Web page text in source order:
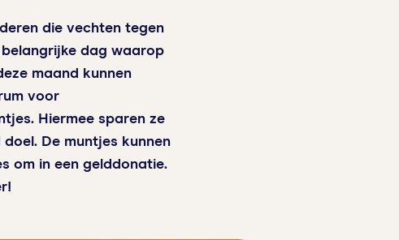
die vechten tegen
belangrijke dag waarop
maand kunnen
voor
Hiermee sparen ze
De muntjes kunnen
om in een gelddonatie.